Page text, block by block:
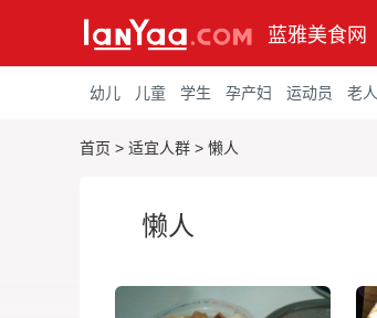
蓝雅美食网
幼儿 儿童 学生 孕产妇 运动员 老人
首页 > 适宜人群 > 懒人
懒人